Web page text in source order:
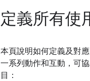
定義所有使
本頁說明如何定義及對
一系列動作和互動，可
目：